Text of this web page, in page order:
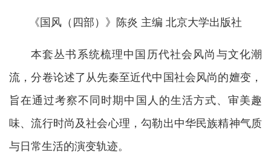
《国风（四部）》 陈炎 主编 北京大学出版社
本套丛书系统梳理中国历代社会风尚与文化潮
流，分卷论述了从先秦至近代中国社会风尚的嬗变，
旨在通过考察不同时期中国人的生活方式、审美趣
味、流行时尚及社会心理，勾勒出中华民族精神气质
与日常生活的演变轨迹。